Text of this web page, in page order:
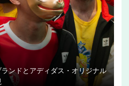
ンドとアディダス・オリジナル